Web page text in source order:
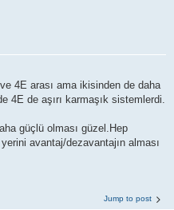
4E arası ama ikisinden de daha
4E de aşırı karmaşık sistemlerdi.
güçlü olması güzel.Hep
avantaj/dezavantajın alması
Jump to post